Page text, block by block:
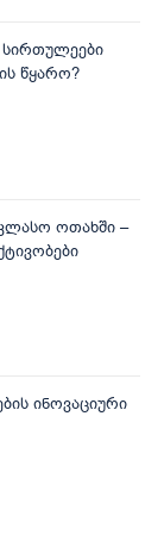
წყარო?
ოთახში –
ინოვაციური